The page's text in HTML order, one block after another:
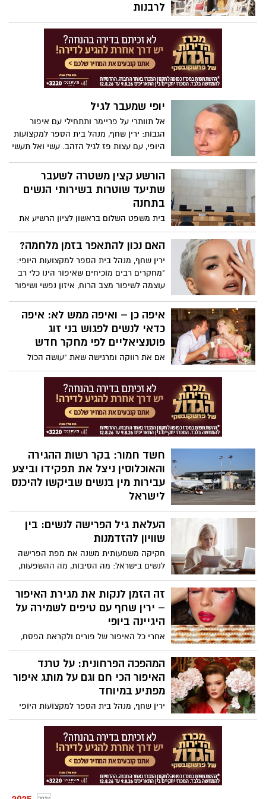
לרבנות
פסק דין היסטורי ודרמטי ניתן אתמול (שני)
בבית המשפט העליון: ברוב של שלושה
שופטים, וללא התנגדות, קבע בג"ץ כי הרבנות
הראשית לישראל מחויבת לאפשר לנשים
לגשת לבחינות ההסמכה לרבנות, בדיוק כמו
גברים.
יופי שמעבר לגיל
אל תוותרי על פריימר ותתחילי עם איפור
הגבות: ירין שחף, מנהל בית הספר למקצועות
היופי, עם עצות פז לגיל הזהב. עשי ואל תעשי
הורשע קצין משטרה לשעבר
שתיעד שוטרות בשירותי הנשים
בתחנה
בית משפט השלום בראשון לציון הרשיע את
אורן בן משה, מפקד יחידת "הונאה מרכז"
במשטרת ישראל לשעבר, לאחר שהודה
במסגרת הסדר טיעון דיוני, בשורת עבירות
חמורות, ובהן מעשה מגונה, שימוש לרעה בכח
משרה ושיבוש מהלכי משפט, וזאת בכתב
שנוהלה על ידי צוות מרכז במח"ש
האם נכון להתאפר בזמן מלחמה?
ירין שחף, מנהל בית הספר למקצועות היופי:
"מחקרים רבים מוכיחים שאיפור הינו כלי רב
עוצמה לשיפור מצב הרוח, איזון נפשי ושיפור
איפה כן – ואיפה ממש לא: איפה
כדאי לנשים לפגוש בני זוג
פוטנציאליים לפי מחקר חדש
אם את רווקה ומרגישה שאת "עושה הכול
נכון" – יוצאת, מדברת, יוזמת, פותחת את הלב
– אבל עדיין לא מוצאת זוגיות, אולי הגיע
הזמן לבדוק לא מה את עושה, אלא איפה את
עושה את זה.
חשד חמור: בקר רשות ההגירה
והאוכלוסין ניצל את תפקידו וביצע
עבירות מין בנשים שביקשו להיכנס
לישראל
משטרת ישראל סיימה חקירה מקיפה
וממושכת שעניינה חשדות לעבירות מין
חמורות שבוצעו, לכאורה, על ידי תושב הדרום
בשנות ה-30 לחייו, המשמש כבקר ברשות
ההגירה והאוכלוסין בנתב"ג. החקירה התנהלה
כתב אישום, שצפוי להיות מוגש בימים
הקרובים על ידי פרקליטות מחוז מרכז.
העלאת גיל הפרישה לנשים: בין
שוויון להזדמנות
חקיקה משמעותית משנה את מפת הפרישה
לנשים בישראל: מה הסיבות, מה ההשפעות,
והאם זה מהלך לטובתן?
זה הזמן לנקות את מגירת האיפור
– ירין שחף עם טיפים לשמירה על
היגיינה ביופי
אחרי כל האיפור של פורים ולקראת הפסח,
הגיע הזמן לסדר וניקיון במגירת האיפור.
מברשות וספוגי מייק-אפ שהיו בשימוש,
הופכים למצע חיידקים ומקור לסכנות. ירין
שחף, מנהל בית הספר למקצועות היופי עם
המהפכה הפרחונית: על טרנד
האיפור הכי חם וגם על מותג איפור
מפתיע במיוחד
ירין שחף, מנהל בית הספר למקצועות היופי
וחזאי טרנדים עם מגמות הסטייל לשנים 25-26
והדרך לעשות זאת נכון